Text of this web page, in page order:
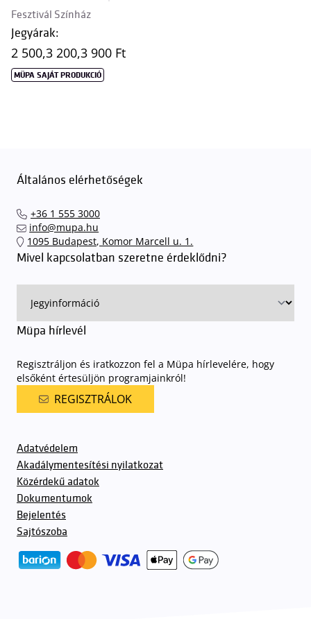
Fesztivál Színház
Jegyárak:
2 500,3 200,3 900 Ft
MÜPA SAJÁT PRODUKCIÓ
Általános elérhetőségek
+36 1 555 3000
info@mupa.hu
1095 Budapest, Komor Marcell u. 1.
Mivel kapcsolatban szeretne érdeklődni?
Müpa hírlevél
Regisztráljon és iratkozzon fel a Müpa hírlevelére, hogy
elsőként értesüljön programjainkról!
REGISZTRÁLOK
Adatvédelem
Akadálymentesítési nyilatkozat
Közérdekű adatok
Dokumentumok
Bejelentés
Sajtószoba